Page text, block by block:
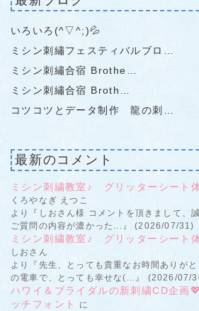
いろいろ(^▽^;)💦
ミシン刺繡フェスティバルブロ…
ミシン刺繡合宿 Brothe…
ミシン刺繡合宿 Broth…
コツコツとデータ制作 龍の刺…
最新のコメント
ミシン刺繍教室♪ グリッターシート
くろやなぎ えつこ
より『しおさん様 コメントを頂きまして、
ご質問の内容が濃かった...』 (2026/07/31)
ミシン刺繍教室♪ グリッターシート
しおさん
より『先生、とっても貴重なお時間ありが
の電車で、とっても幸せな(...』 (2026/07/
ハワイ＆ブライダルの新刺繍CD企
ッチフォント
に